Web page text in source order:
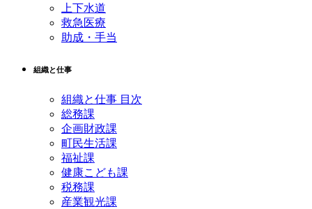
上下水道
救急医療
助成・手当
組織と仕事
組織と仕事 目次
総務課
企画財政課
町民生活課
福祉課
健康こども課
税務課
産業観光課